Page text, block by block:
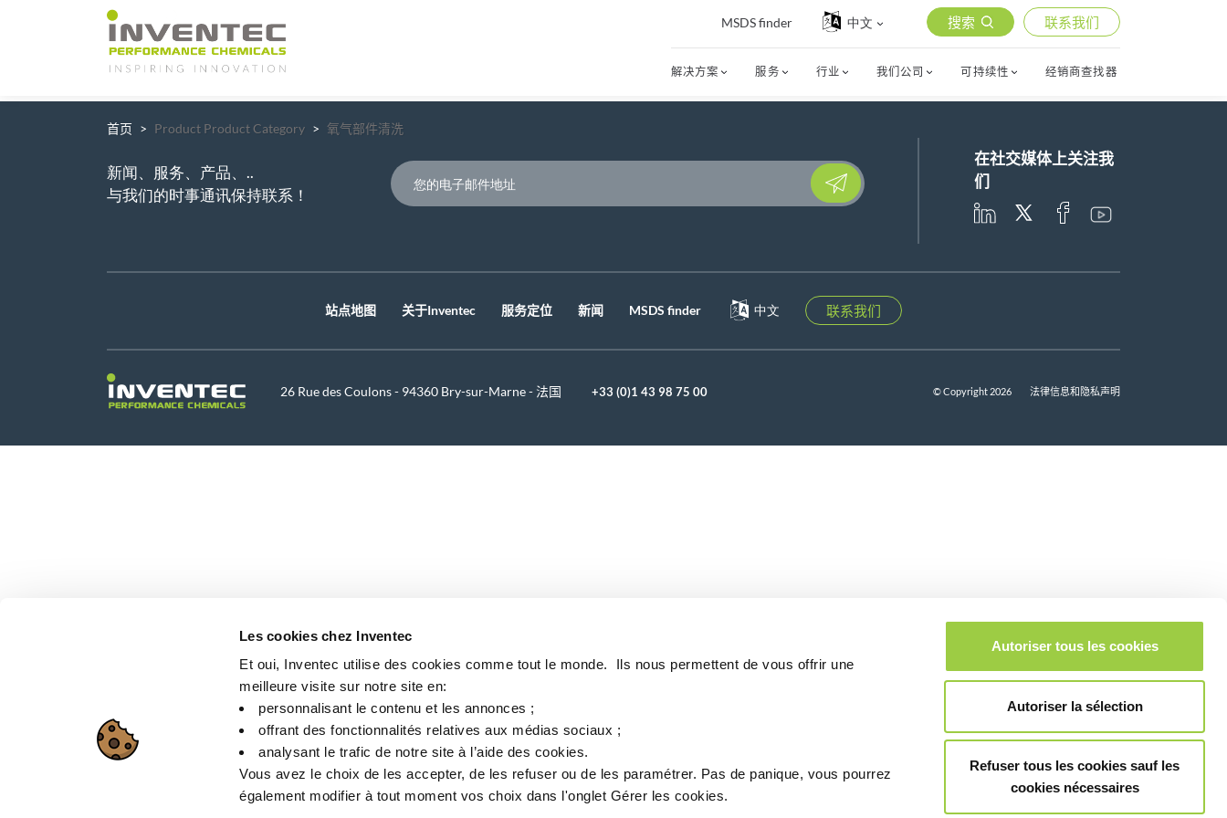
Les cookies chez Inventec
Et oui, Inventec utilise des cookies comme tout le monde. ​ Ils nous permettent de vous offrir une
meilleure visite sur notre site en:​
personnalisant le contenu et les annonces ;​
offrant des fonctionnalités relatives aux médias sociaux ; ​
analysant le trafic de notre site à l’aide des cookies.​
Vous avez le choix de les accepter, de les refuser ou de les paramétrer.​ Pas de panique, vous pourrez
également modifier à tout moment vos choix dans l'onglet Gérer les cookies.​ ​ ​
Autoriser tous les cookies
Autoriser la sélection
Refuser tous les cookies sauf les
cookies nécessaires
Main Navigation
MSDS finder 中文 搜索 联系我们
解决方案 服务 行业 我们公司 可持续性 经销商查找器
首页 Product Product Category 氧气部件清洗
新闻、服务、产品、..
与我们的时事通讯保持联系！
Please leave this field empty.
在社交媒体上关注我
们
站点地图 关于Inventec 服务定位 新闻 MSDS finder 中文 联系我们
26 Rue des Coulons - 94360 Bry-sur-Marne - 法国 +33 (0)1 43 98 75 00 © Copyright 2026 法律信息和隐私声明